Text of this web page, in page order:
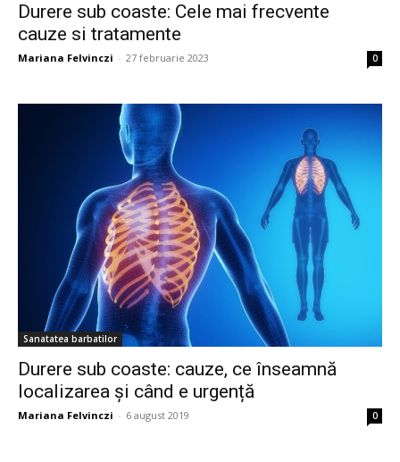
Durere sub coaste: Cele mai frecvente
cauze si tratamente
Mariana Felvinczi - 27 februarie 2023 0
Sanatatea barbatilor
Durere sub coaste: cauze, ce înseamnă
localizarea și când e urgență
Mariana Felvinczi - 6 august 2019 0